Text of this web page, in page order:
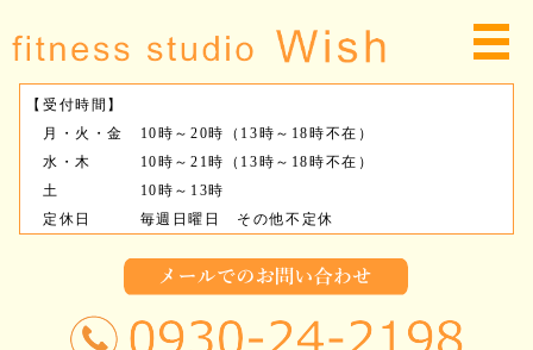
【受付時間】
月・火・金 10時～20時（13時～18時不在）
水・木 10時～21時（13時～18時不在）
土 10時～13時
定休日 毎週日曜日 その他不定休